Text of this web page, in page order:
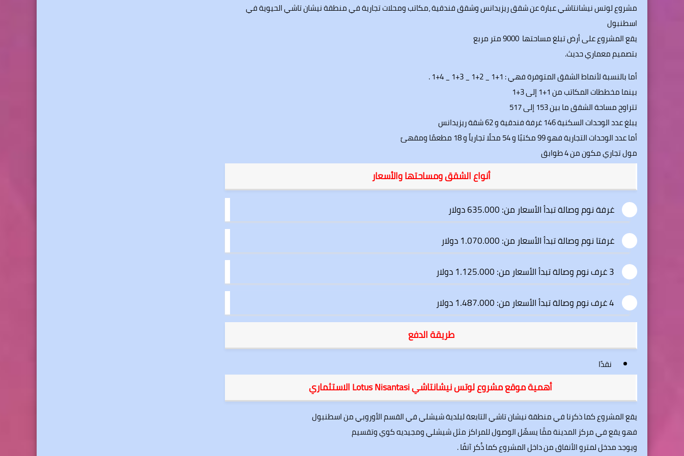
مشروع لوتس نيشانتاشي عبارة عن شقق ريزيدانس وشقق فندقية ،مكاتب ومحلات تجارية في منطقة نيشان تاشي الحيوية في
اسطنبول
يقع المشروع على أرض تبلغ مساحتها 9000 متر مربع
بتصميم معماري حديث.
أما بالنسبة لأنماط الشقق المتوفرة فهي : 1+1 _ 2+1 _ 3+1 _ 4+1 .
بينما مخططات المكاتب من 1+1 إلى 3+1
تتراوح مساحة الشقق ما بين 153 إلى 517
يبلغ عدد الوحدات السكنية 146 غرفة فندقية و 62 شقة ريزيدانس
أما عدد الوحدات التجارية فهو 99 مكتبًا و 54 محلًا تجارياً و 18 مطعمًا ومقهىً
مول تجاري مكون من 4 طوابق
أنواع الشقق ومساحتها والأسعار
غرفة نوم وصالة تبدأ الأسعار من: 635.000 دولار
غرفتا نوم وصالة تبدأ الأسعار من: 1.070.000 دولار
3 غرف نوم وصالة تبدأ الأسعار من: 1.125.000 دولار
4 غرف نوم وصالة تبدأ الأسعار من: 1.487.000 دولار
طريقة الدفع
نقدًا
أهمية موقع مشروع لوتس نيشانتاشي Lotus Nisantasi الاستثماري
يقع المشروع كما ذكرنا في منطقة نيشان تاشي التابعة لبلدية شيشلي في القسم الأوروبي من اسطنبول
فهو يقع في مركز المدينة ممَّا يسهِّل الوصول للمراكز مثل شيشلي ومجيديه كوي وتقسيم
ويوجد مدخل لمترو الأنفاق من داخل المشروع كما ذُكر آنفًا .